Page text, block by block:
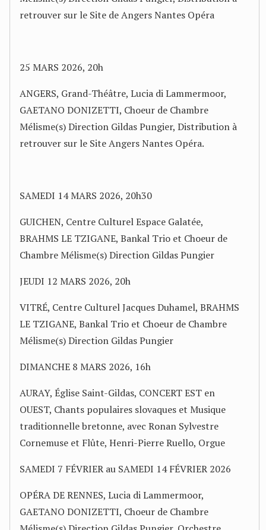
retrouver sur le Site de Angers Nantes Opéra
25 MARS 2026, 20h
ANGERS, Grand-Théâtre, Lucia di Lammermoor,
GAETANO DONIZETTI, Choeur de Chambre
Mélisme(s) Direction Gildas Pungier, Distribution à
retrouver sur le Site Angers Nantes Opéra.
SAMEDI 14 MARS 2026, 20h30
GUICHEN, Centre Culturel Espace Galatée,
BRAHMS LE TZIGANE, Bankal Trio et Choeur de
Chambre Mélisme(s) Direction Gildas Pungier
JEUDI 12 MARS 2026, 20h
VITRÉ, Centre Culturel Jacques Duhamel, BRAHMS
LE TZIGANE, Bankal Trio et Choeur de Chambre
Mélisme(s) Direction Gildas Pungier
DIMANCHE 8 MARS 2026, 16h
AURAY, Église Saint-Gildas, CONCERT EST en
OUEST, Chants populaires slovaques et Musique
traditionnelle bretonne, avec Ronan Sylvestre
Cornemuse et Flûte, Henri-Pierre Ruello, Orgue
SAMEDI 7 FÉVRIER au SAMEDI 14 FÉVRIER 2026
OPÉRA DE RENNES, Lucia di Lammermoor,
GAETANO DONIZETTI, Choeur de Chambre